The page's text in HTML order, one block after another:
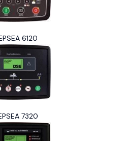
6120
7320